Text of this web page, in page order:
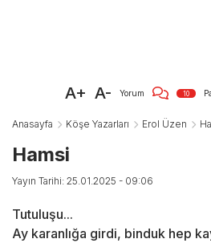
A+ A- Yorum 10
Anasayfa Köşe Yazarları Erol Üzen
Hamsi
Yayın Tarihi: 25.01.2025 - 09:06
Tutuluşu...
Ay karanlığa girdi, binduk hep